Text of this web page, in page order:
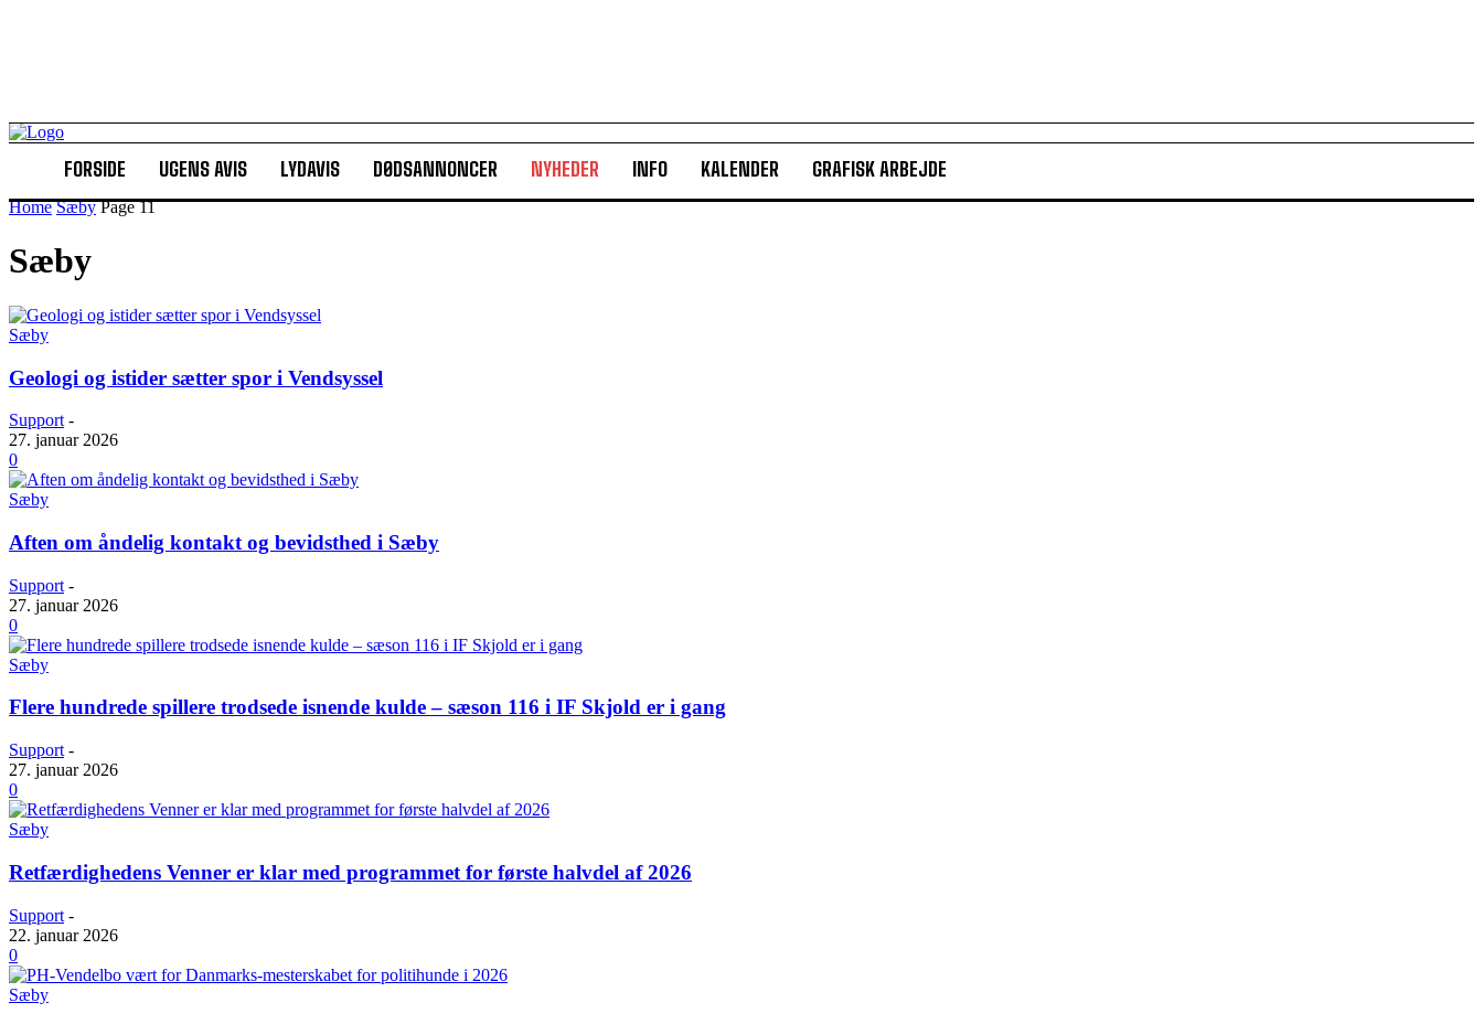
FORSIDE UGENS AVIS LYDAVIS DØDSANNONCER NYHEDER INFO KALENDER GRAFISK ARBEJDE
Home Sæby Page 11
Sæby
Sæby
Geologi og istider sætter spor i Vendsyssel
Support -
27. januar 2026
0
Sæby
Aften om åndelig kontakt og bevidsthed i Sæby
Support -
27. januar 2026
0
Sæby
Flere hundrede spillere trodsede isnende kulde – sæson 116 i IF Skjold er i gang
Support -
27. januar 2026
0
Sæby
Retfærdighedens Venner er klar med programmet for første halvdel af 2026
Support -
22. januar 2026
0
Sæby